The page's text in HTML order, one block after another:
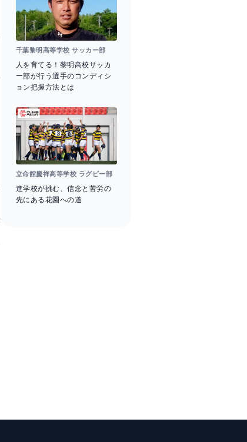
千葉黎明高等学校 サッカー部
人を育てる！黎明高校サッカ
ー部が行う選手のコンディシ
ョン把握方法とは
立命館慶祥高等学校 ラグビー部
進学校が挑む、信念と苦労の
先にある花園への道